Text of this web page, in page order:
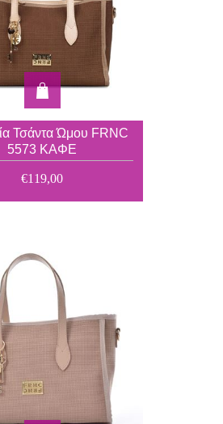
Τσάντα Ώμου FRNC
5573 ΚΑΦΕ
€119,00